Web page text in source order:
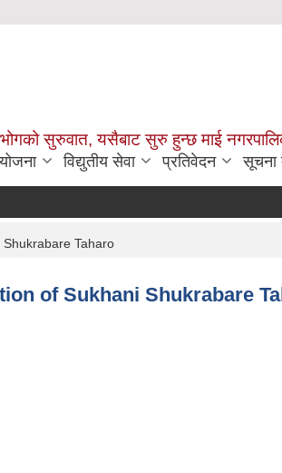
सुरुवात, यसैबाट सुरु हुन्छ माई
विद्युतीय सेवा प्रतिवेदन सूचना
Shukrabare Taharo
of Sukhani Shukrabare